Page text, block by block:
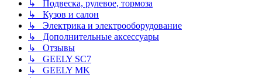
↳ Подвеска, рулевое, тормоза
↳ Кузов и салон
↳ Электрика и электрооборудование
↳ Дополнительные аксессуары
↳ Отзывы
↳ GEELY SC7
↳ GEELY MK